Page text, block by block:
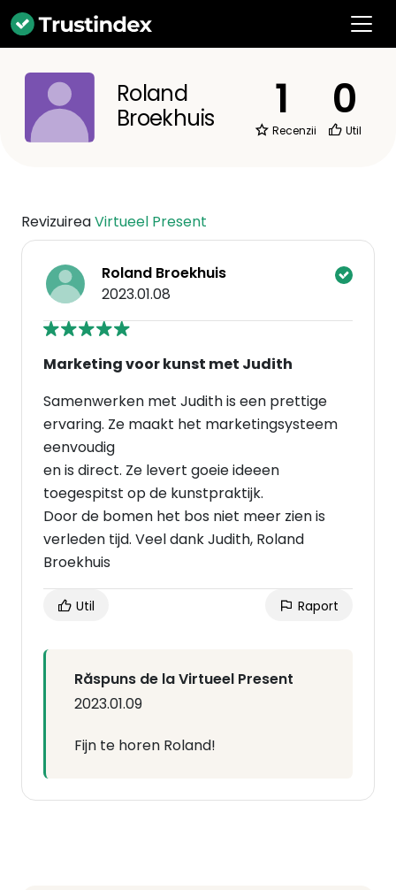
Roland
Broekhuis
1
Recenzii
0
Util
RevizuireaVirtueel Present
Roland Broekhuis
2023.01.08
Marketing voor kunst met Judith
Samenwerken met Judith is een prettige
ervaring. Ze maakt het marketingsysteem
eenvoudig
en is direct. Ze levert goeie ideeen
toegespitst op de kunstpraktijk.
Door de bomen het bos niet meer zien is
verleden tijd. Veel dank Judith, Roland
Broekhuis
Util Raport
Răspuns de la Virtueel Present
2023.01.09
Fijn te horen Roland!